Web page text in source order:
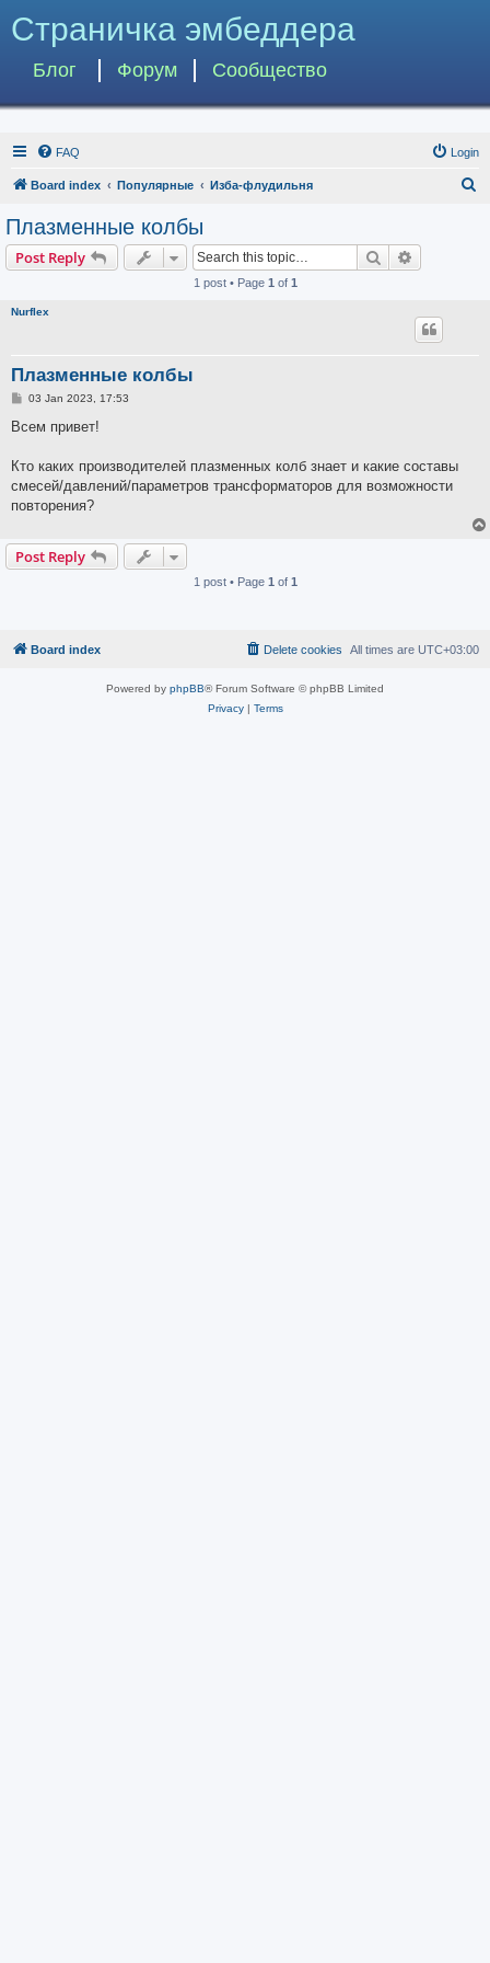
Страничка эмбеддера
Блог Форум Сообщество
FAQ Login
Board index Популярные Изба-флудильня
Плазменные колбы
Post Reply Search
1 post • Page 1 of 1
Nurflex
Плазменные колбы
P
s
03 Jan 2023, 17:53
Всем привет!
Кто каких производителей плазменных колб знает и какие составы
смесей/давлений/параметров трансформаторов для возможности
повторения?
Post Reply
1 post • Page 1 of 1
Board index All times are UTC+03:00
Delete cookies
Powered by phpBB® Forum Software © phpBB Limited
Privacy| Terms